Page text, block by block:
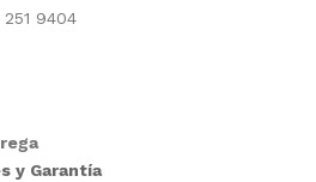
9404
y Garantía